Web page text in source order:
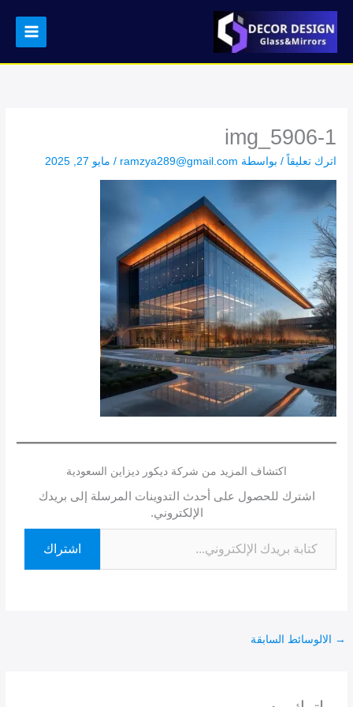
المحتوى
img_5906-1
اترك تعليقاً / بواسطة ramzya289@gmail.com
/ مايو 27, 2025
اكتشاف المزيد من شركة ديكور ديزاين السعودية
اشترك للحصول على أحدث التدوينات المرسلة إلى بريدك
الإلكتروني.
اشتراك
→ الالوسائط السابقة